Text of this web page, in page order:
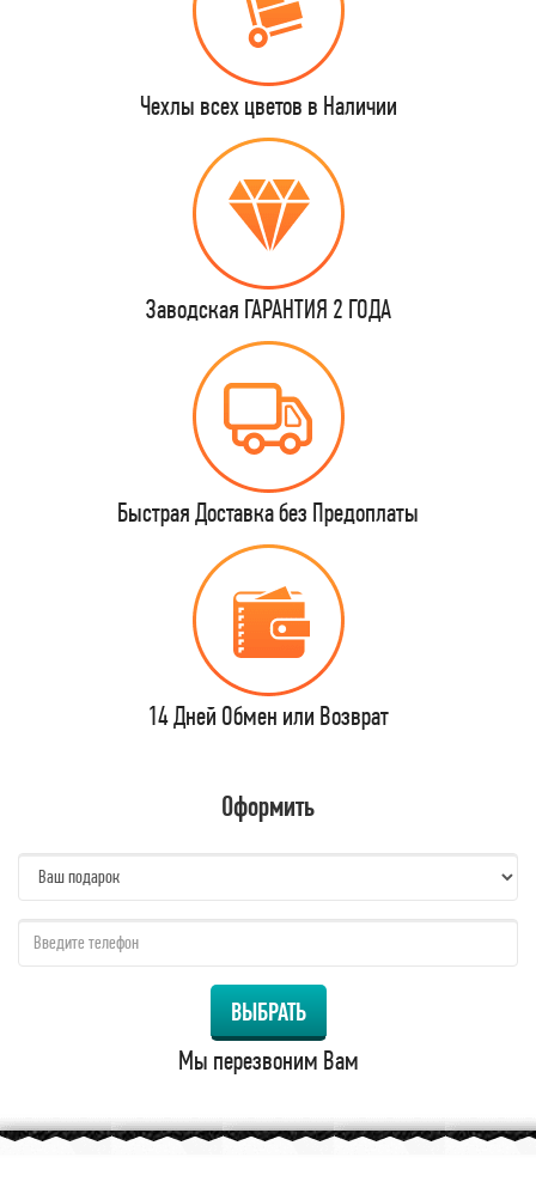
Чехлы всех цветов в Наличии
Заводская ГАРАНТИЯ 2 ГОДА
Быстрая Доставка без Предоплаты
14 Дней Обмен или Возврат
Оформить
ВЫБРАТЬ
Мы перезвоним Вам